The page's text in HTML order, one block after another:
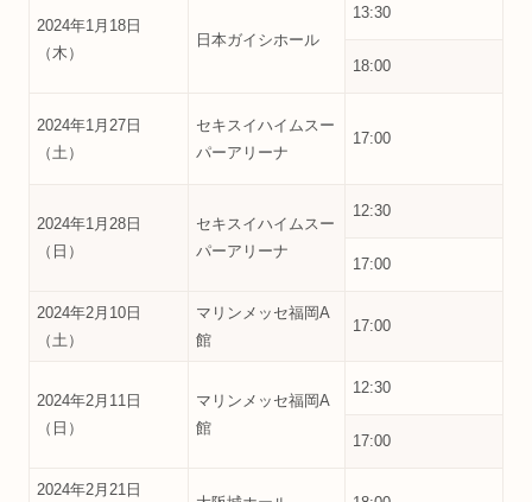
2024年1月18日
（木）
日本ガイシホール
13:30
18:00
2024年1月27日
（土）
セキスイハイムスー
パーアリーナ
17:00
2024年1月28日
（日）
セキスイハイムスー
パーアリーナ
12:30
17:00
2024年2月10日
（土）
マリンメッセ福岡A
館
17:00
2024年2月11日
（日）
マリンメッセ福岡A
館
12:30
17:00
2024年2月21日